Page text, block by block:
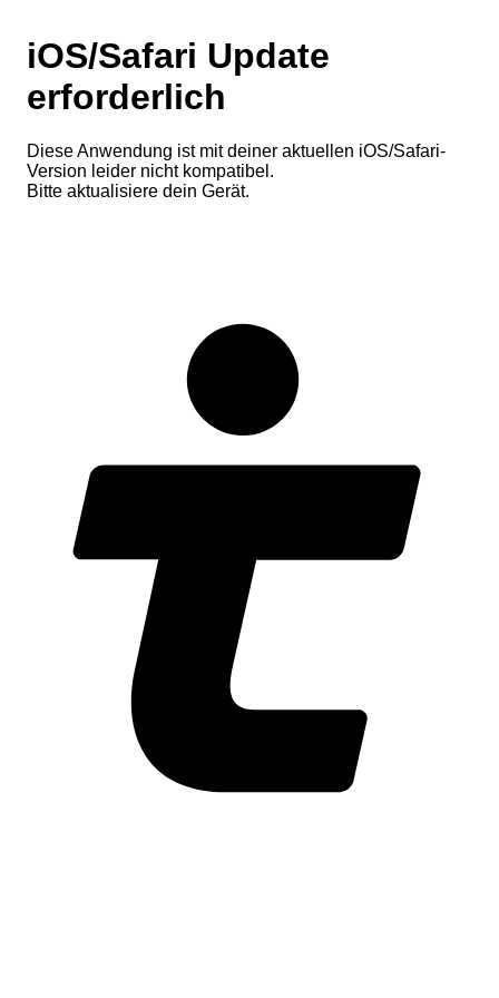
iOS/Safari Update
erforderlich
Diese Anwendung ist mit deiner aktuellen iOS/Safari-
Version leider nicht kompatibel.
Bitte aktualisiere dein Gerät.